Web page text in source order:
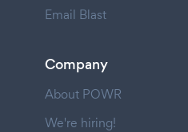
Email Blast
Company
About POWR
We're hiring!